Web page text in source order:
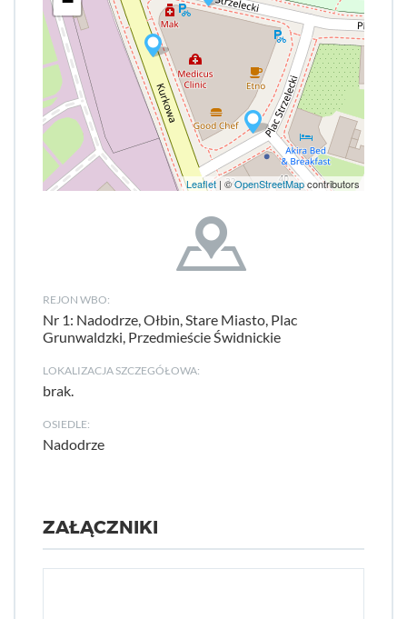
Leaflet | ©OpenStreetMapcontributors
REJON WBO:
Nr 1: Nadodrze, Ołbin, Stare Miasto, Plac
Grunwaldzki, Przedmieście Świdnickie
LOKALIZACJA SZCZEGÓŁOWA:
brak.
OSIEDLE:
Nadodrze
ZAŁĄCZNIKI